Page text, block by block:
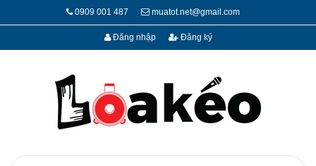
0909 001 487 muatot.net@gmail.com
Đăng nhập Đăng ký